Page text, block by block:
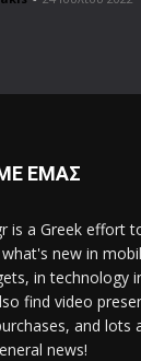
ΕΜΑΣ
is a Greek effort
new in
in technology
find video
and lots
news!